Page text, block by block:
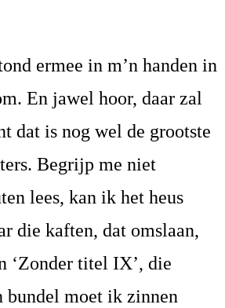
ermee in m’n handen in
En jawel hoor, daar zal
dat is nog wel de grootste
Begrijp me niet
lees, kan ik het heus
die kaften, dat omslaan,
‘Zonder titel IX’, die
bundel moet ik zinnen